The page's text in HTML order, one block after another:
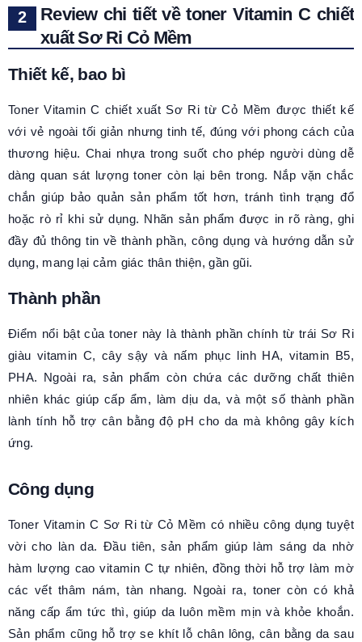
Review chi tiết về toner Vitamin C chiết
xuất Sơ Ri Cỏ Mềm
Thiết kế, bao bì
Toner Vitamin C chiết xuất Sơ Ri từ Cỏ Mềm được thiết kế
với vẻ ngoài tối giản nhưng tinh tế, đúng với phong cách của
thương hiệu. Chai nhựa trong suốt cho phép người dùng dễ
dàng quan sát lượng toner còn lại bên trong. Nắp vặn chắc
chắn giúp bảo quản sản phẩm tốt hơn, tránh tình trạng đổ
hoặc rò rỉ khi sử dụng. Nhãn sản phẩm được in rõ ràng, ghi
đầy đủ thông tin về thành phần, công dụng và hướng dẫn sử
dụng, mang lại cảm giác thân thiện, gần gũi.
Thành phần
Điểm nổi bật của toner này là thành phần chính từ trái Sơ Ri
giàu vitamin C, cây sậy và nấm phục linh HA, vitamin B5,
PHA. Ngoài ra, sản phẩm còn chứa các dưỡng chất thiên
nhiên khác giúp cấp ẩm, làm dịu da, và một số thành phần
lành tính hỗ trợ cân bằng độ pH cho da mà không gây kích
ứng.
Công dụng
Toner Vitamin C Sơ Ri từ Cỏ Mềm có nhiều công dụng tuyệt
vời cho làn da. Đầu tiên, sản phẩm giúp làm sáng da nhờ
hàm lượng cao vitamin C tự nhiên, đồng thời hỗ trợ làm mờ
các vết thâm nám, tàn nhang. Ngoài ra, toner còn có khả
năng cấp ẩm tức thì, giúp da luôn mềm mịn và khỏe khoắn.
Sản phẩm cũng hỗ trợ se khít lỗ chân lông, cân bằng da sau